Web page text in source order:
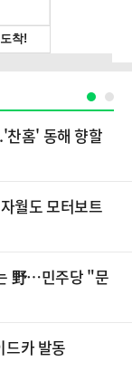
찬홈' 동해 향할
월도 모터보트
野…민주당 "문
카 발동